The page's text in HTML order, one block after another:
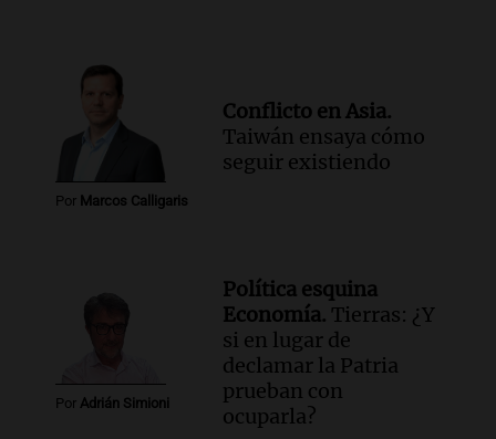
Por Marcos Calligaris
Conflicto en Asia.
Taiwán ensaya cómo
seguir existiendo
Por Adrián Simioni
Política esquina
Economía. Tierras: ¿Y
si en lugar de
declamar la Patria
prueban con
ocuparla?